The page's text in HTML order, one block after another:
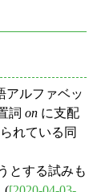
アルファベッ
詞 on に支配
れている同
とする試みも